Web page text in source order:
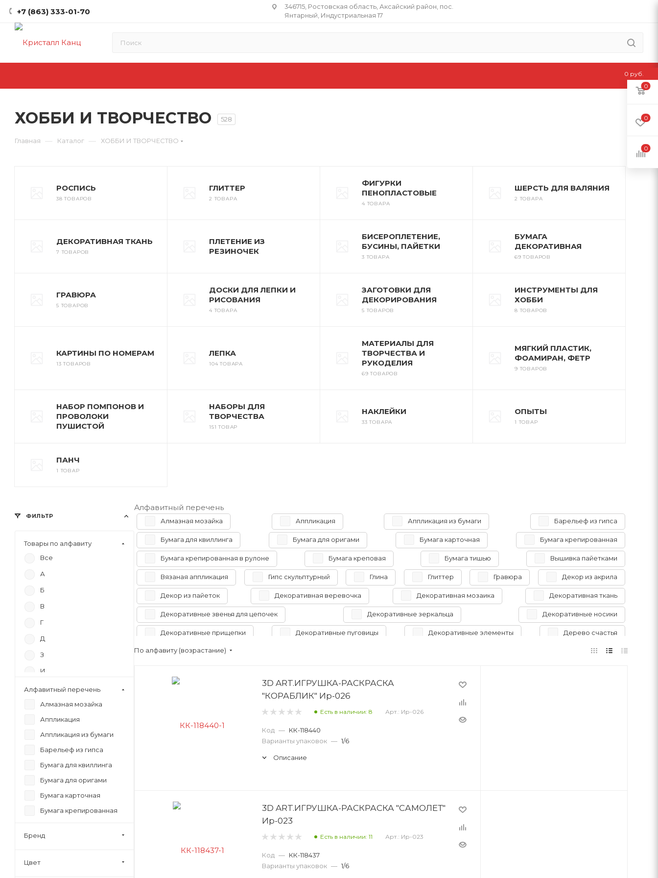
+7 (863) 333-01-70
346715, Ростовская область​, Аксайский район, пос.
Янтарный, Индустриальная 17
ХОББИ И ТВОРЧЕСТВО 528
Главная — Каталог — ХОББИ И ТВОРЧЕСТВО
РОСПИСЬ
38 ТОВАРОВ
ГЛИТТЕР
2 ТОВАРА
ФИГУРКИ
ПЕНОПЛАСТОВЫЕ
4 ТОВАРА
ШЕРСТЬ ДЛЯ ВАЛЯНИЯ
2 ТОВАРА
ДЕКОРАТИВНАЯ ТКАНЬ
7 ТОВАРОВ
ПЛЕТЕНИЕ ИЗ
РЕЗИНОЧЕК
БИСЕРОПЛЕТЕНИЕ,
БУСИНЫ, ПАЙЕТКИ
3 ТОВАРА
БУМАГА
ДЕКОРАТИВНАЯ
69 ТОВАРОВ
ГРАВЮРА
5 ТОВАРОВ
ДОСКИ ДЛЯ ЛЕПКИ И
РИСОВАНИЯ
4 ТОВАРА
ЗАГОТОВКИ ДЛЯ
ДЕКОРИРОВАНИЯ
5 ТОВАРОВ
ИНСТРУМЕНТЫ ДЛЯ
ХОББИ
8 ТОВАРОВ
КАРТИНЫ ПО НОМЕРАМ
13 ТОВАРОВ
ЛЕПКА
104 ТОВАРА
МАТЕРИАЛЫ ДЛЯ
ТВОРЧЕСТВА И
РУКОДЕЛИЯ
69 ТОВАРОВ
МЯГКИЙ ПЛАСТИК,
ФОАМИРАН, ФЕТР
9 ТОВАРОВ
НАБОР ПОМПОНОВ И
ПРОВОЛОКИ
ПУШИСТОЙ
НАБОРЫ ДЛЯ
ТВОРЧЕСТВА
151 ТОВАР
НАКЛЕЙКИ
33 ТОВАРА
ОПЫТЫ
1 ТОВАР
ПАНЧ
1 ТОВАР
Алфавитный перечень
Алмазная мозайка Аппликация Аппликация из бумаги Барельеф из гипса
Бумага для квиллинга Бумага для оригами Бумага карточная Бумага крепированная
Бумага крепированная в рулоне Бумага креповая Бумага тишью Вышивка пайетками
Вязаная аппликация Гипс скульптурный Глина Глиттер Гравюра Декор из акрила
Декор из пайеток Декоративная веревочка Декоративная мозаика Декоративная ткань
Декоративные звенья для цепочек Декоративные зеркальца Декоративные носики
Декоративные прищепки Декоративные пуговицы Декоративные элементы Дерево счастья
Доска для лепки Игрушка из гофрокартона
Крафт-бумага Крафт-картон
Мозаика глиттерная
Мягкая мозайка
Набор для моделирования
Наклейки пайетки
Пластик цветной Пластилин
Слепи свечу
По алфавиту (возрастание)
3D ART.ИГРУШКА-РАСКРАСКА
"КОРАБЛИК" Ир-026
Есть в наличии: 8 Арт.: Ир-026
Код — КК-118440
Варианты упаковок — 1/6
Описание
3D ART.ИГРУШКА-РАСКРАСКА "САМОЛЕТ"
Ир-023
Есть в наличии: 11 Арт.: Ир-023
Код — КК-118437
Варианты упаковок — 1/6
ФИЛЬТР
Товары по алфавиту
Все
А
Б
В
Г
Д
З
И
К
М
Н
П
Р
С
У
Ф
Ц
Алфавитный перечень
Алмазная мозайка
Аппликация
Аппликация из бумаги
Барельеф из гипса
Бумага для квиллинга
Бумага для оригами
Бумага карточная
Бумага крепированная
в рулоне
Бренд
Цвет
0
0
0
0 руб.